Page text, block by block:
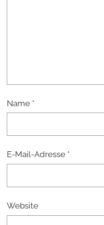
Name *
E-Mail-Adresse *
Website